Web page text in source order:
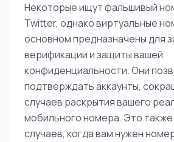
Некоторые ищут фальшивый
Twitter, однако виртуальные
основном предназначены для
верификации и защиты вашей
конфиденциальности. Они
подтверждать аккаунты,
случаев раскрытия вашего
мобильного номера. Это также
случаев, когда вам нужен